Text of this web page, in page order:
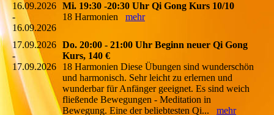
16.09.2026
-
16.09.2026
Mi. 19:30 -20:30 Uhr Qi Gong Kurs 10/10
18 Harmonien mehr
17.09.2026
-
17.09.2026
Do. 20:00 - 21:00 Uhr Beginn neuer Qi Gong
Kurs, 140 €
18 Harmonien Diese Übungen sind wunderschön
und harmonisch. Sehr leicht zu erlernen und
wunderbar für Anfänger geeignet. Es sind weich
fließende Bewegungen - Meditation in
Bewegung. Eine der beliebtesten Qi... mehr